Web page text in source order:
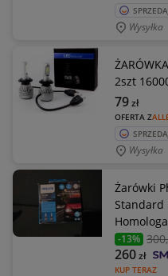
Wysyłka
2szt
OFERTA Z
79zł
Wysyłka
Żarówki
Standard
-13% 300
KUP TERAZ
260zł